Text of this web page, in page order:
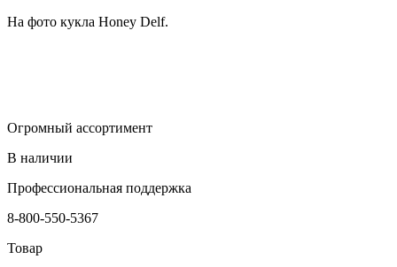
На фото кукла Honey Delf.
Огромный ассортимент
В наличии
Профессиональная поддержка
8-800-550-5367
Товар